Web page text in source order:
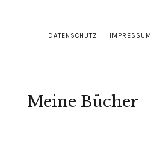
DATENSCHUTZ IMPRESSUM
Meine Bücher